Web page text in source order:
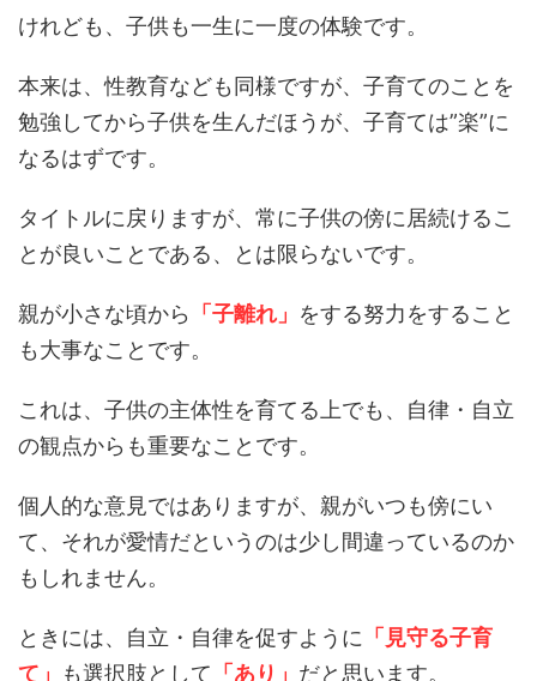
けれども、子供も一生に一度の体験です。
本来は、性教育なども同様ですが、子育てのことを
勉強してから子供を生んだほうが、子育ては”楽”に
なるはずです。
タイトルに戻りますが、常に子供の傍に居続けるこ
とが良いことである、とは限らないです。
親が小さな頃から 「子離れ」 をする努力をすること
も大事なことです。
これは、子供の主体性を育てる上でも、自律・自立
の観点からも重要なことです。
個人的な意見ではありますが、親がいつも傍にい
て、それが愛情だというのは少し間違っているのか
もしれません。
ときには、自立・自律を促すように 「見守る子育
て」
も選択肢として 「あり」 だと思います。